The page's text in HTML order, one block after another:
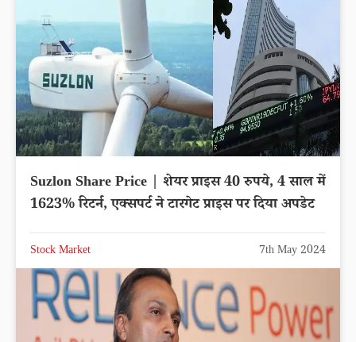
Suzlon Share Price | शेयर प्राइस 40 रुपये, 4 साल में
1623% रिटर्न, एक्सपर्ट ने टारगेट प्राइस पर दिया अपडेट
Stock Market 7th May 2024